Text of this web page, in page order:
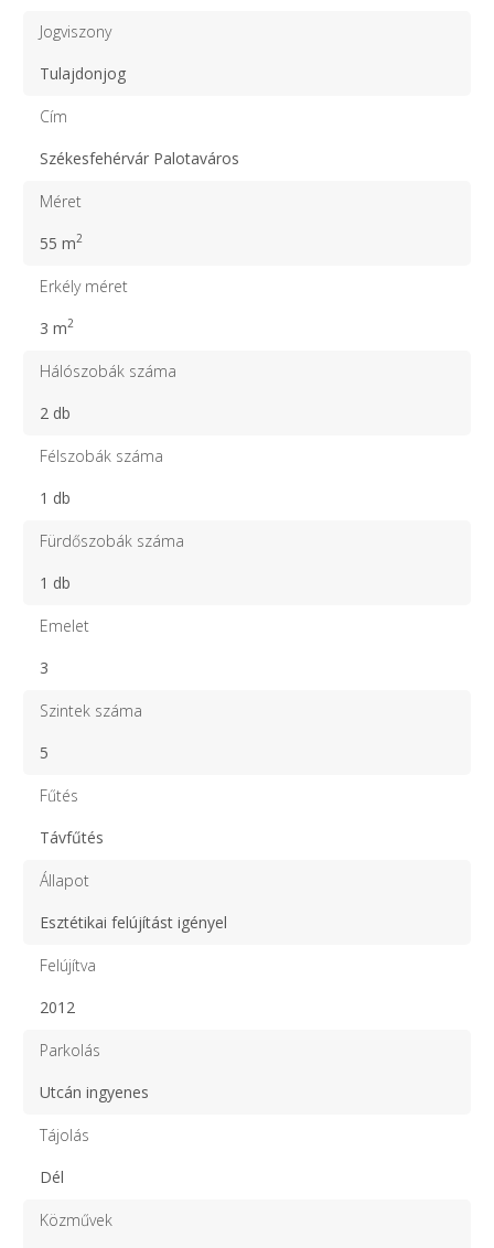
Jogviszony
Tulajdonjog
Cím
Székesfehérvár Palotaváros
Méret
55 m2
Erkély méret
3 m2
Hálószobák száma
2 db
Félszobák száma
1 db
Fürdőszobák száma
1 db
Emelet
3
Szintek száma
5
Fűtés
Távfűtés
Állapot
Esztétikai felújítást igényel
Felújítva
2012
Parkolás
Utcán ingyenes
Tájolás
Dél
Közművek